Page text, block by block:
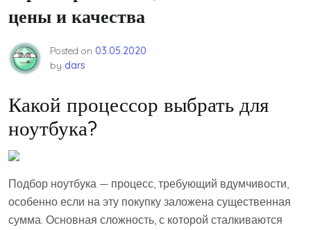
цены и качества
Posted on 03.05.2020
by dars
Какой процессор выбрать для
ноутбука?
Подбор ноутбука — процесс, требующий вдумчивости,
особенно если на эту покупку заложена существенная
сумма. Основная сложность, с которой сталкиваются